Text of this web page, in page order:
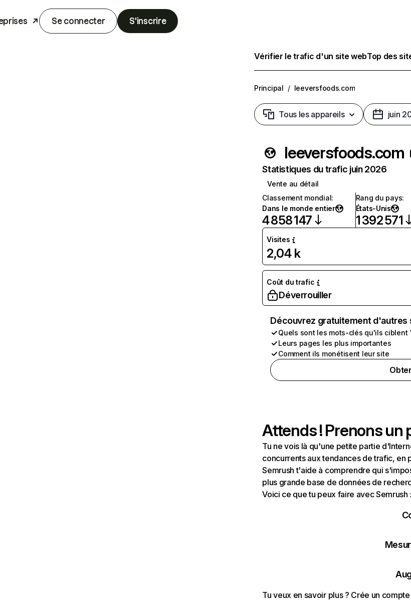
Se connecter S'inscrire
Vérifier le trafic d'un site webTop des
Principal / leeversfoods.com
Tous les appareils juin
leeversfoods.com
Statistiques du trafic juin 2026
Vente au détail
Classement mondial:
Dans le monde entier
4 858 147
Rang du pays:
États-Unis
1 392 571
Visites
2,04 k
Coût du trafic
Déverrouiller
Découvrez gratuitement
Quels sont les mots-clés qu'ils ciblent
Leurs pages les plus importantes
Comment ils monétisent leur site
Attends ! Prenons un
Tu ne vois là qu'une petite partie
concurrents aux tendances de trafic, en
Semrush t'aide à comprendre qui
plus grande base de données de
Voici ce que tu peux faire avec Semrush
Tu veux en savoir plus ? Crée un